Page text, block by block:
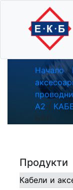
БЯЛ
Начало/
А2 /
БЯЛ
Продукти
Кабели и